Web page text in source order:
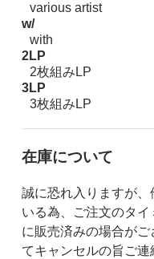
various artist
w/
with
2LP
2枚組みLP
3LP
3枚組みLP
在庫について
誠に恐れ入りますが
いる為、ご注文のタ
に販売済みの場合が
てキャンセルの旨ご連